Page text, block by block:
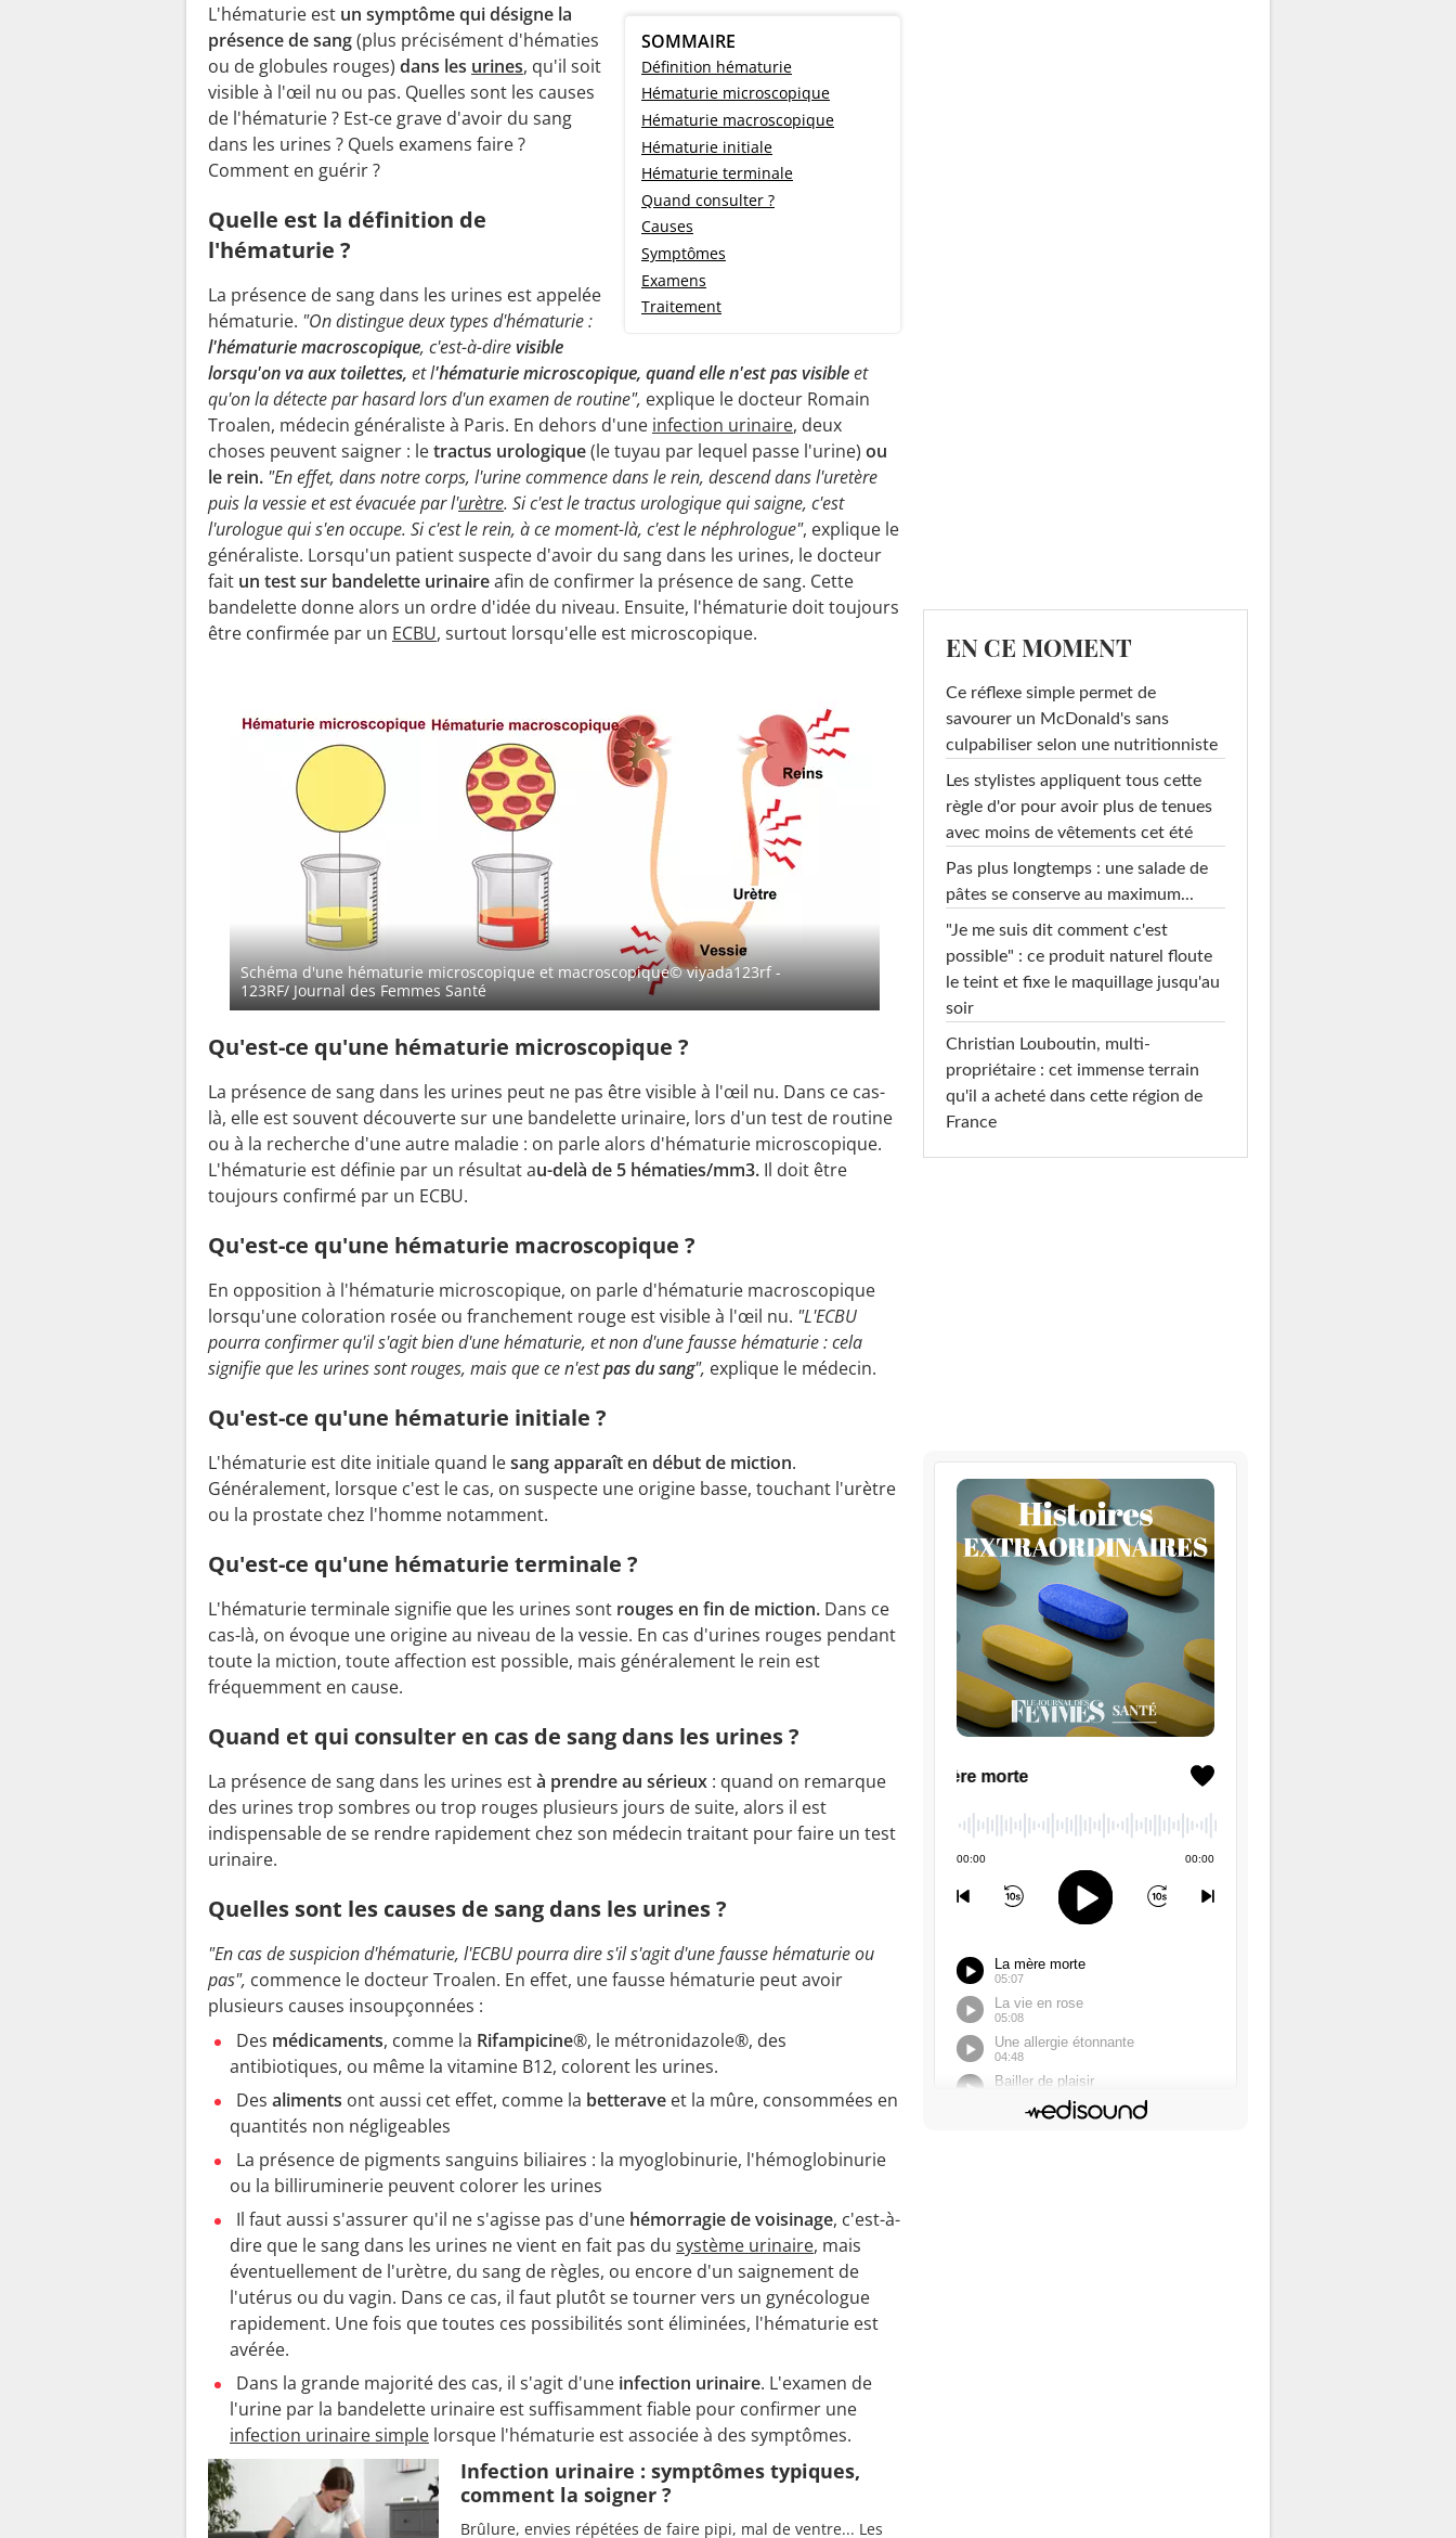
SOMMAIRE
Définition hématurie
Hématurie microscopique
Hématurie macroscopique
Hématurie initiale
Hématurie terminale
Quand consulter ?
Causes
Symptômes
Examens
Traitement
L'hématurie est un symptôme qui désigne la
présence de sang(plus précisément d'hématies
ou de globules rouges) dans les urines, qu'il soit
visible à l'œil nu ou pas. Quelles sont les causes
de l'hématurie ? Est-ce grave d'avoir du sang
dans les urines ? Quels examens faire ?
Comment en guérir ?
Quelle est la définition de
l'hématurie ?
La présence de sang dans les urines est appelée
hématurie. "On distingue deux types d'hématurie :
l'hématurie macroscopique, c'est-à-direvisible
lorsqu'on va aux toilettes, et l'hématurie microscopique, quand elle n'est pas visibleet
qu'on la détecte par hasard lors d'un examen de routine", explique le docteur Romain
Troalen, médecin généraliste à Paris. En dehors d'une infection urinaire, deux
choses peuvent saigner : letractus urologique(le tuyau par lequel passe l'urine) ou
le rein. "En effet, dans notre corps, l'urine commence dans le rein, descend dans l'uretère
puis la vessie et est évacuée par l'urètre. Si c'est le tractus urologique qui saigne, c'est
l'urologue qui s'en occupe. Si c'est le rein, à ce moment-là, c'est le néphrologue", explique le
généraliste. Lorsqu'un patient suspecte d'avoir du sang dans les urines, le docteur
fait un test sur bandelette urinaireafin de confirmer la présence de sang. Cette
bandelette donne alors un ordre d'idée du niveau. Ensuite, l'hématurie doit toujours
être confirmée par un ECBU, surtout lorsqu'elle est microscopique.
Schéma d'une hématurie microscopique et macroscopique© viyada123rf -
123RF/Journal des Femmes Santé
Qu'est-ce qu'une hématurie microscopique ?
La présence de sang dans les urines peut ne pas être visible à l'œil nu. Dans ce cas-
là, elle est souvent découverte sur une bandelette urinaire, lors d'un test de routine
ou à la recherche d'une autre maladie : on parle alors d'hématurie microscopique.
L'hématurie est définie par un résultat au-delà de 5 hématies/mm3. Il doit être
toujours confirmé par un ECBU.
Qu'est-ce qu'une hématurie macroscopique ?
En opposition à l'hématurie microscopique, on parle d'hématurie macroscopique
lorsqu'une coloration rosée ou franchement rouge est visible à l'œil nu. "L'ECBU
pourra confirmer qu'il s'agit bien d'une hématurie, et non d'une fausse hématurie : cela
signifie que les urines sont rouges, mais que ce n'estpas du sang", explique le médecin.
Qu'est-ce qu'une hématurie initiale ?
L'hématurie est dite initiale quand lesang apparaît en début de miction.
Généralement, lorsque c'est le cas, on suspecte une origine basse, touchant l'urètre
ou la prostate chez l'homme notamment.
Qu'est-ce qu'une hématurie terminale ?
L'hématurie terminale signifie que les urines sont rouges en fin de miction. Dans ce
cas-là, on évoque une origine au niveau de la vessie. En cas d'urines rouges pendant
toute la miction, toute affection est possible, mais généralement le rein est
fréquemment en cause.
Quand et qui consulter en cas de sang dans les urines ?
La présence de sang dans les urines està prendre au sérieux : quand on remarque
des urines trop sombres ou trop rouges plusieurs jours de suite, alors il est
indispensable de se rendre rapidement chez son médecin traitant pour faire un test
urinaire.
Quelles sont les causes de sang dans les urines ?
"En cas de suspicion d'hématurie, l'ECBU pourra dire s'il s'agit d'une fausse hématurie ou
pas", commence le docteur Troalen. En effet, une fausse hématurie peut avoir
plusieurs causes insoupçonnées :
Des médicaments, comme la Rifampicine®, le métronidazole®, des
antibiotiques, ou même la vitamine B12, colorent les urines.
Des aliments ont aussi cet effet, comme la betterave et la mûre, consommées en
quantités non négligeables
La présence de pigments sanguins biliaires : la myoglobinurie, l'hémoglobinurie
ou la billiruminerie peuvent colorer les urines
Il faut aussi s'assurer qu'il ne s'agisse pas d'une hémorragie de voisinage, c'est-à-
dire que le sang dans les urines ne vient en fait pas du système urinaire, mais
éventuellement de l'urètre, du sang de règles, ou encore d'un saignement de
l'utérus ou du vagin. Dans ce cas, il faut plutôt se tourner vers un gynécologue
rapidement. Une fois que toutes ces possibilités sont éliminées, l'hématurie est
avérée.
Dans la grande majorité des cas, il s'agit d'une infection urinaire. L'examen de
l'urine par la bandelette urinaire est suffisamment fiable pour confirmer une
infection urinaire simple lorsque l'hématurie est associée à des symptômes.
Infection urinaire : symptômes typiques,
comment la soigner ?
Brûlure, envies répétées de faire pipi, mal de ventre... Les
EN CE MOMENT
Ce réflexe simple permet de
savourer un McDonald's sans
culpabiliser selon une nutritionniste
Les stylistes appliquent tous cette
règle d'or pour avoir plus de tenues
avec moins de vêtements cet été
Pas plus longtemps : une salade de
pâtes se conserve au maximum...
"Je me suis dit comment c'est
possible" : ce produit naturel floute
le teint et fixe le maquillage jusqu'au
soir
Christian Louboutin, multi-
propriétaire : cet immense terrain
qu'il a acheté dans cette région de
France